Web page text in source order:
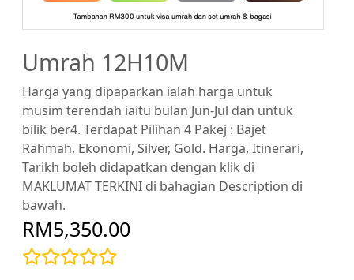
Umrah 12H10M
Harga yang dipaparkan ialah harga untuk
musim terendah iaitu bulan Jun-Jul dan untuk
bilik ber4. Terdapat Pilihan 4 Pakej : Bajet
Rahmah, Ekonomi, Silver, Gold. Harga, Itinerari,
Tarikh boleh didapatkan dengan klik di
MAKLUMAT TERKINI di bahagian Description di
bawah.
RM5,350.00